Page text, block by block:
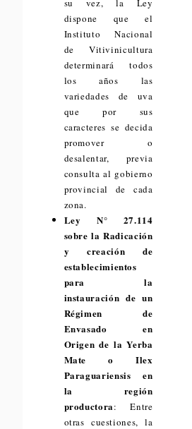
su vez, la Ley
dispone que el
Instituto Nacional
de Vitivinicultura
determinará todos
los años las
variedades de uva
que por sus
caracteres se decida
promover o
desalentar, previa
consulta al gobierno
provincial de cada
zona.
Ley N° 27.114
sobre la Radicación
y creación de
establecimientos
para la
instauración de un
Régimen de
Envasado en
Origen de la Yerba
Mate o Ilex
Paraguariensis en
la región
productora: Entre
otras cuestiones, la